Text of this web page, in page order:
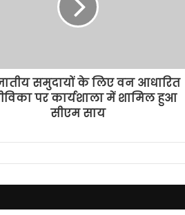
समुदायों के लिए वन आधारित
पर कार्यशाला में शामिल हुआ
सीएम साय